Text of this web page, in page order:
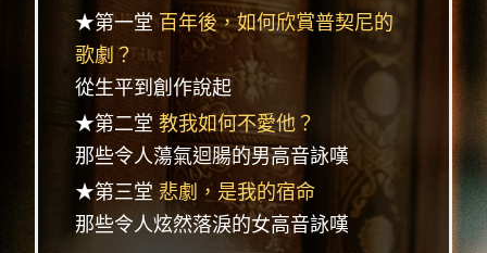
★第一堂百年後，如何欣賞普契尼的
歌劇？
從生平到創作說起
★第二堂 教我如何不愛他？
那些令人蕩氣迴腸的男高音詠嘆
★第三堂 悲劇，是我的宿命
那些令人炫然落淚的女高音詠嘆